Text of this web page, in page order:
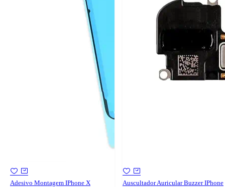
Adesivo Montagem IPhone X
Auscultador Auricular Buzzer IPhone